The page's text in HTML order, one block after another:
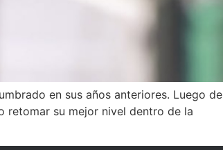
en sus años anteriores. Luego de
retomar su mejor nivel dentro de la